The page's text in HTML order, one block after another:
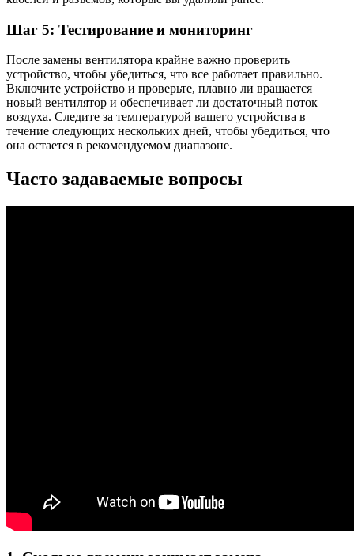
Шаг 5: Тестирование и мониторинг
После замены вентилятора крайне важно проверить
устройство, чтобы убедиться, что все работает правильно.
Включите устройство и проверьте, плавно ли вращается
новый вентилятор и обеспечивает ли достаточный поток
воздуха. Следите за температурой вашего устройства в
течение следующих нескольких дней, чтобы убедиться, что
она остается в рекомендуемом диапазоне.
Часто задаваемые вопросы